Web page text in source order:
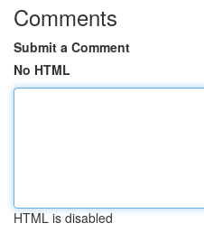
Comments
Submit a Comment
No HTML
HTML is disabled